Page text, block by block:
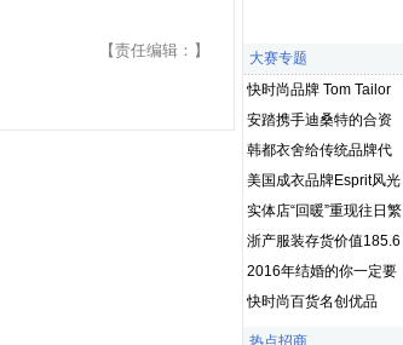
【责任编辑：】
大赛专题
快时尚品牌 Tom Tailor
三次来中国，京东帮了
忙
安踏携手迪桑特的合资
公司 抢滩百亿滑雪市场
韩都衣舍给传统品牌代
运营 后续有好戏
美国成衣品牌Esprit风光
不再
实体店“回暖”重现往日繁
华？
浙产服装存货价值185.6
亿元 求解“清仓”路
2016年结婚的你一定要
知道的婚纱六大潮流趋
势
快时尚百货名创优品
2016年预计销售100亿
热点招商